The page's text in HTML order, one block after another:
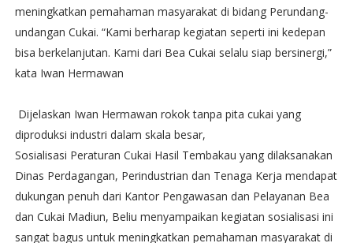
meningkatkan pemahaman masyarakat di bidang Perundang-
undangan Cukai. “Kami berharap kegiatan seperti ini kedepan
bisa berkelanjutan. Kami dari Bea Cukai selalu siap bersinergi,”
kata Iwan Hermawan
Dijelaskan Iwan Hermawan rokok tanpa pita cukai yang
diproduksi industri dalam skala besar,
Sosialisasi Peraturan Cukai Hasil Tembakau yang dilaksanakan
Dinas Perdagangan, Perindustrian dan Tenaga Kerja mendapat
dukungan penuh dari Kantor Pengawasan dan Pelayanan Bea
dan Cukai Madiun, Beliu menyampaikan kegiatan sosialisasi ini
sangat bagus untuk meningkatkan pemahaman masyarakat di